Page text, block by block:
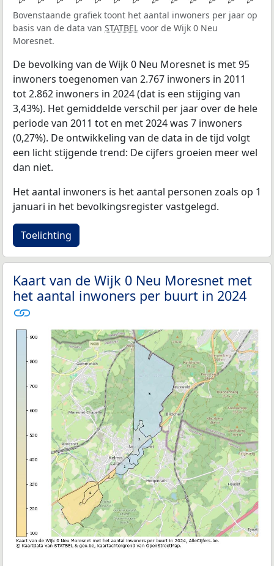
Bovenstaande grafiek toont het aantal inwoners per jaar op
basis van de data van STATBEL voor de Wijk 0 Neu
Moresnet.
De bevolking van de Wijk 0 Neu Moresnet is met 95
inwoners toegenomen van 2.767 inwoners in 2011
tot 2.862 inwoners in 2024 (dat is een stijging van
3,43%). Het gemiddelde verschil per jaar over de hele
periode van 2011 tot en met 2024 was 7 inwoners
(0,27%). De ontwikkeling van de data in de tijd volgt
een licht stijgende trend: De cijfers groeien meer wel
dan niet.
Het aantal inwoners is het aantal personen zoals op 1
januari in het bevolkingsregister vastgelegd.
Toelichting
Kaart van de Wijk 0 Neu Moresnet met
het aantal inwoners per buurt in 2024